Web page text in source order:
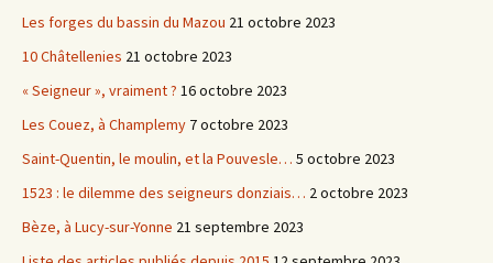
Les forges du bassin du Mazou 21 octobre 2023
10 Châtellenies 21 octobre 2023
« Seigneur », vraiment ? 16 octobre 2023
Les Couez, à Champlemy 7 octobre 2023
Saint-Quentin, le moulin, et la Pouvesle… 5 octobre 2023
1523 : le dilemme des seigneurs donziais… 2 octobre 2023
Bèze, à Lucy-sur-Yonne 21 septembre 2023